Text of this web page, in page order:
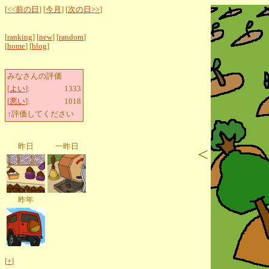
[<<前の日 ] [今月 ] [次の日>>]
[ranking] [new] [random]
[home] [blog]
みなさんの評価
[よい]:
1333
[悪い]:
1018
↑評価してください
昨日 一昨日
昨年
[+]
<